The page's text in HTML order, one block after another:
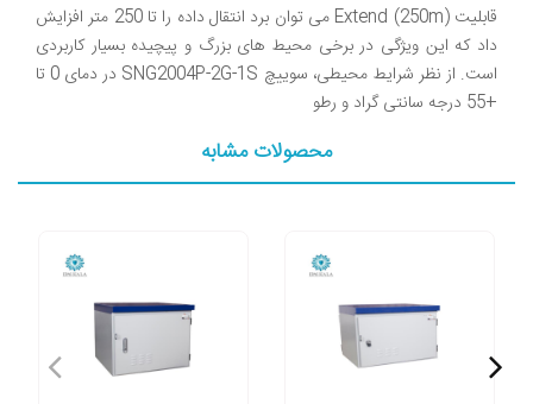
قابلیت Extend (250m) می توان برد انتقال داده را تا 250 متر افزایش
داد که این ویژگی در برخی محیط های بزرگ و پیچیده بسیار کاربردی
است. از نظر شرایط محیطی، سوییچ SNG2004P-2G-1S در دمای 0 تا
+55 درجه سانتی گراد و رطو
محصولات مشابه